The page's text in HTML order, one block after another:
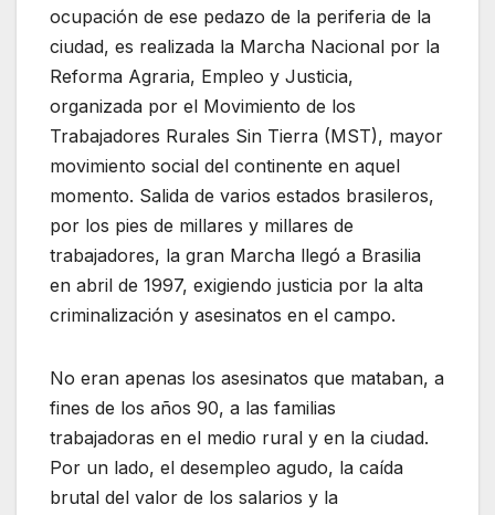
ocupación de ese pedazo de la periferia de la
ciudad, es realizada la Marcha Nacional por la
Reforma Agraria, Empleo y Justicia,
organizada por el Movimiento de los
Trabajadores Rurales Sin Tierra (MST), mayor
movimiento social del continente en aquel
momento. Salida de varios estados brasileros,
por los pies de millares y millares de
trabajadores, la gran Marcha llegó a Brasilia
en abril de 1997, exigiendo justicia por la alta
criminalización y asesinatos en el campo.
No eran apenas los asesinatos que mataban, a
fines de los años 90, a las familias
trabajadoras en el medio rural y en la ciudad.
Por un lado, el desempleo agudo, la caída
brutal del valor de los salarios y la